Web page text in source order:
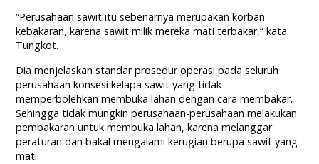
“Perusahaan sawit itu sebenarnya merupakan korban
kebakaran, karena sawit milik mereka mati terbakar,” kata
Tungkot.
Dia menjelaskan standar prosedur operasi pada seluruh
perusahaan konsesi kelapa sawit yang tidak
memperbolehkan membuka lahan dengan cara membakar.
Sehingga tidak mungkin perusahaan-perusahaan melakukan
pembakaran untuk membuka lahan, karena melanggar
peraturan dan bakal mengalami kerugian berupa sawit yang
mati.